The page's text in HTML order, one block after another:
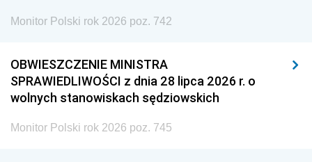
Monitor Polski rok 2026 poz. 742
OBWIESZCZENIE MINISTRA
SPRAWIEDLIWOŚCI z dnia 28 lipca 2026 r. o
wolnych stanowiskach sędziowskich
Monitor Polski rok 2026 poz. 745